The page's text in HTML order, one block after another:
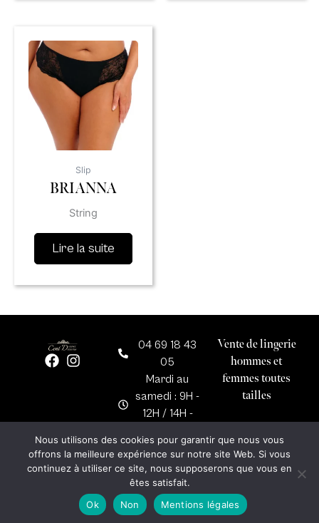
Slip
BRIANNA
String
Lire la suite
04 69 18 43
05
Mardi au
samedi : 9H -
12H / 14H -
Dimanche :
10H - 12H
F
o
k
I
r
a
m
Vente de lingerie
hommes et
femmes toutes
tailles
Mentions légales Plan du site
Nous utilisons des cookies pour garantir que nous vous
offrons la meilleure expérience sur notre site Web. Si vous
continuez à utiliser ce site, nous supposerons que vous en
êtes satisfait.
Ok
Non Mentions légales